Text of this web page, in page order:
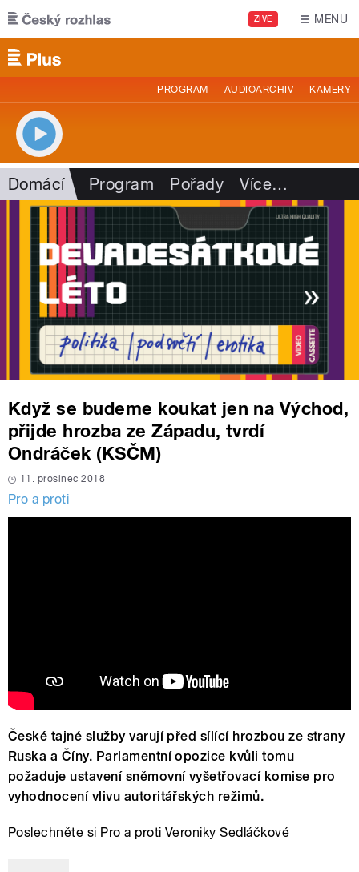
Přejít k hlavnímu obsahu
ŽIVĚ MENU
PROGRAM AUDIOARCHIV KAMERY
Domácí Program Pořady Více…
Když se budeme koukat jen na Východ,
přijde hrozba ze Západu, tvrdí
Ondráček (KSČM)
11. prosinec 2018
Pro a proti
České tajné služby varují před sílící hrozbou ze strany
Ruska a Číny. Parlamentní opozice kvůli tomu
požaduje ustavení sněmovní vyšetřovací komise pro
vyhodnocení vlivu autoritářských režimů.
Poslechněte si Pro a proti Veroniky Sedláčkové